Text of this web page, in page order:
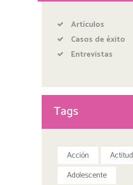
Artículos
Casos de éxito
Entrevistas
Tags
Acción
Actitud
Adolescente